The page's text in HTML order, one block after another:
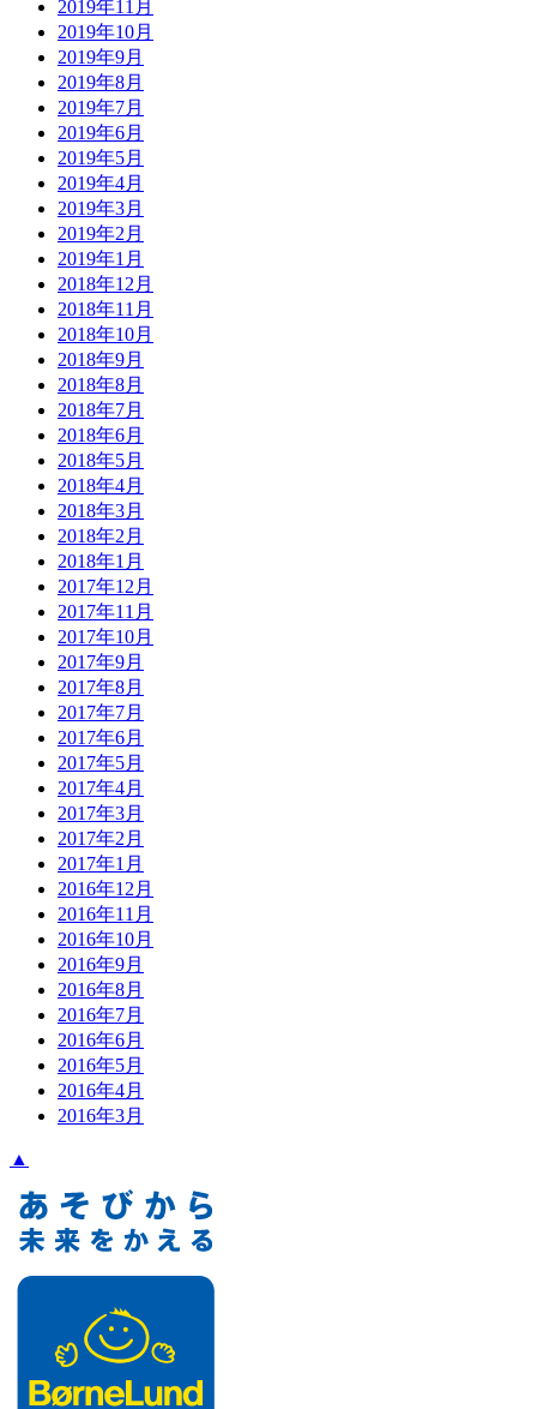
2019年11月
2019年10月
2019年9月
2019年8月
2019年7月
2019年6月
2019年5月
2019年4月
2019年3月
2019年2月
2019年1月
2018年12月
2018年11月
2018年10月
2018年9月
2018年8月
2018年7月
2018年6月
2018年5月
2018年4月
2018年3月
2018年2月
2018年1月
2017年12月
2017年11月
2017年10月
2017年9月
2017年8月
2017年7月
2017年6月
2017年5月
2017年4月
2017年3月
2017年2月
2017年1月
2016年12月
2016年11月
2016年10月
2016年9月
2016年8月
2016年7月
2016年6月
2016年5月
2016年4月
2016年3月
▲